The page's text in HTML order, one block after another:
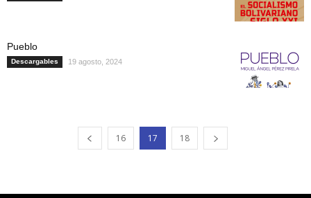
Pueblo
Descargables 19 agosto, 2024
16 17 18